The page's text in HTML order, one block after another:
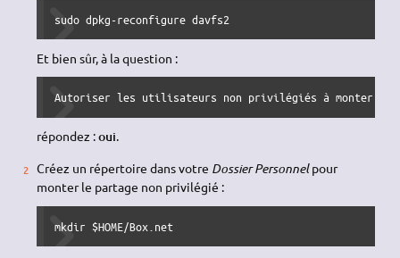
sudo dpkg-reconfigure davfs2
Et bien sûr, à la question :
Autoriser les utilisateurs non privilégiés à monter les
répondez :oui.
Créez un répertoire dans votre Dossier Personnelpour
monter le partage non privilégié :
mkdir $HOME/Box.net